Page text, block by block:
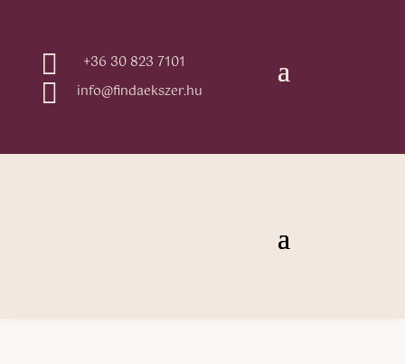
 +36 30 823 7101
 info@findaekszer.hu